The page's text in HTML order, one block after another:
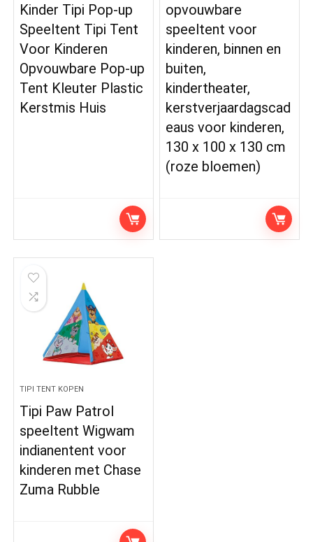
Kinder Tipi Pop-up
Speeltent Tipi Tent
Voor Kinderen
Opvouwbare Pop-up
Tent Kleuter Plastic
Kerstmis Huis
opvouwbare
speeltent voor
kinderen, binnen en
buiten,
kindertheater,
kerstverjaardagscad
eaus voor kinderen,
130 x 100 x 130 cm
(roze bloemen)
TIPI TENT KOPEN
Tipi Paw Patrol
speeltent Wigwam
indianentent voor
kinderen met Chase
Zuma Rubble